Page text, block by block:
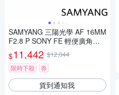
SAMYANG 三陽光學 AF 16MM
F2.8 P SONY FE 輕便廣角鏡
頭 公司貨
$11,442 $12,044
限時下殺
券
貨到通知我